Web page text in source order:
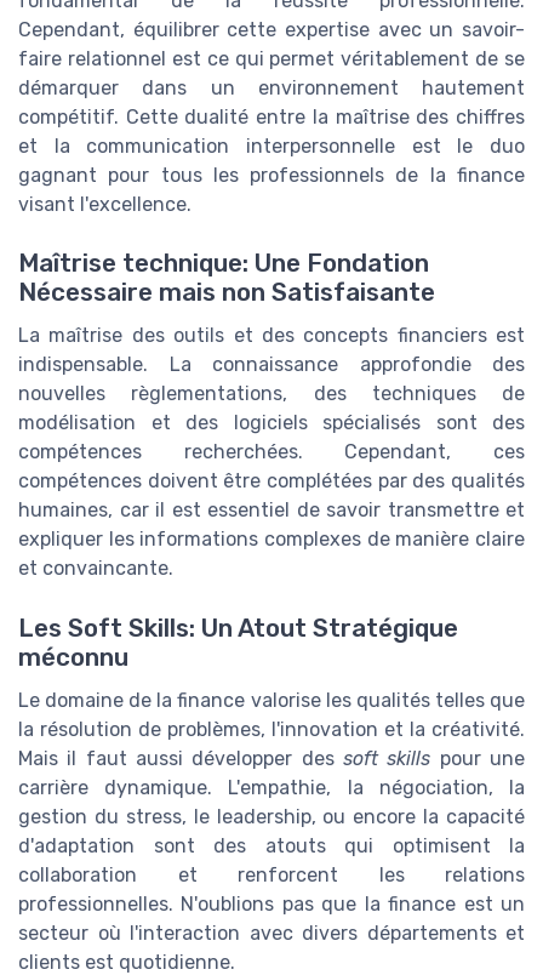
Cependant, équilibrer cette expertise avec un savoir-
faire relationnel est ce qui permet véritablement de se
démarquer dans un environnement hautement
compétitif. Cette dualité entre la maîtrise des chiffres
et la communication interpersonnelle est le duo
gagnant pour tous les professionnels de la finance
visant l'excellence.
Maîtrise technique: Une Fondation
Nécessaire mais non Satisfaisante
La maîtrise des outils et des concepts financiers est
indispensable. La connaissance approfondie des
nouvelles règlementations, des techniques de
modélisation et des logiciels spécialisés sont des
compétences recherchées. Cependant, ces
compétences doivent être complétées par des qualités
humaines, car il est essentiel de savoir transmettre et
expliquer les informations complexes de manière claire
et convaincante.
Les Soft Skills: Un Atout Stratégique
méconnu
Le domaine de la finance valorise les qualités telles que
la résolution de problèmes, l'innovation et la créativité.
Mais il faut aussi développer des soft skills pour une
carrière dynamique. L'empathie, la négociation, la
gestion du stress, le leadership, ou encore la capacité
d'adaptation sont des atouts qui optimisent la
collaboration et renforcent les relations
professionnelles. N'oublions pas que la finance est un
secteur où l'interaction avec divers départements et
clients est quotidienne.